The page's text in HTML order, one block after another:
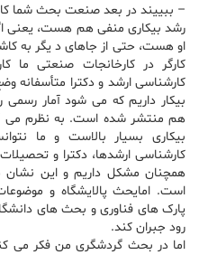
– ببییند در بعد صنعت بحث شما
رشد بیکاری منفی هم هست، یعنی
او هست، حتی از جاهای د یگر به
کارگر در کارخانجات صنعتی ما
کارشناسی ارشد و دکترا
بیکار داریم که می شود آمار رسمی
هم منتشر شده است. به نظرم می
بیکاری بسیار بالاست و ما
کارشناسی ارشدها، دکترا و تحصیلات
همچنان مشکل داریم و این
است. امایحث پالایشگاه و
پارک های فناوری و بحث های
رود جبران کند.
اما در بحث گردشگری من فکر می